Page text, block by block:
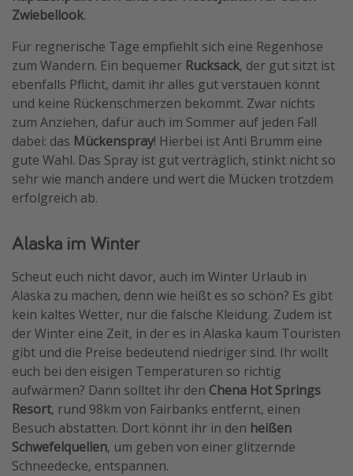
Zwiebellook.
Für regnerische Tage empfiehlt sich eine Regenhose
zum Wandern. Ein bequemer Rucksack, der gut sitzt ist
ebenfalls Pflicht, damit ihr alles gut verstauen könnt
und keine Rückenschmerzen bekommt. Zwar nichts
zum Anziehen, dafür auch im Sommer auf jeden Fall
dabei: das Mückenspray! Hierbei ist Anti Brumm eine
gute Wahl. Das Spray ist gut verträglich, stinkt nicht so
sehr wie manch andere und wert die Mücken trotzdem
erfolgreich ab.
Alaska im Winter
Scheut euch nicht davor, auch im Winter Urlaub in
Alaska zu machen, denn wie heißt es so schön? Es gibt
kein kaltes Wetter, nur die falsche Kleidung. Zudem ist
der Winter eine Zeit, in der es in Alaska kaum Touristen
gibt und die Preise bedeutend niedriger sind. Ihr wollt
euch bei den eisigen Temperaturen so richtig
aufwärmen? Dann solltet ihr den Chena Hot Springs
Resort, rund 98km von Fairbanks entfernt, einen
Besuch abstatten. Dort könnt ihr in den heißen
Schwefelquellen, um geben von einer glitzernde
Schneedecke, entspannen.